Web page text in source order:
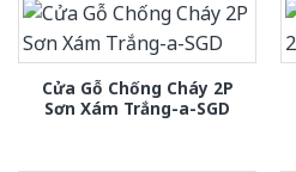
Cửa Gỗ Chống Cháy 2P
Sơn Xám Trắng-a-SGD